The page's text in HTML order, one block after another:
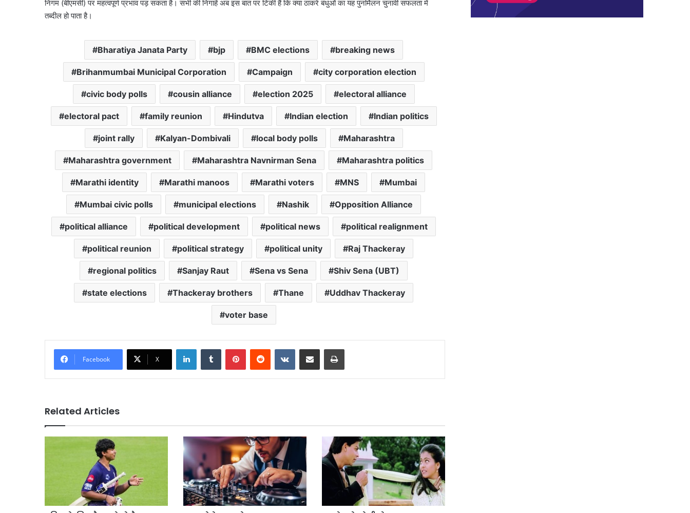
निगम (बीएमसी) पर महत्वपूर्ण प्रभाव पड़ सकता है। सभी की निगाहें अब इस बात पर टिकी हैं कि क्या ठाकरे बंधुओं का यह पुनर्मिलन चुनावी सफलता में
तब्दील हो पाता है।
Bharatiya Janata Party bjp BMC elections breaking news
Brihanmumbai Municipal Corporation Campaign city corporation election
civic body polls cousin alliance election 2025 electoral alliance
electoral pact family reunion Hindutva Indian election Indian politics
joint rally Kalyan-Dombivali local body polls Maharashtra
Maharashtra government Maharashtra Navnirman Sena Maharashtra politics
Marathi identity Marathi manoos Marathi voters MNS Mumbai
Mumbai civic polls municipal elections Nashik Opposition Alliance
political alliance political development political news political realignment
political reunion political strategy political unity Raj Thackeray
regional politics Sanjay Raut Sena vs Sena Shiv Sena (UBT)
state elections Thackeray brothers Thane Uddhav Thackeray
voter base
Facebook X
LinkedInTumblr PinterestReddit VKontakteShare via Email Print
Related Articles